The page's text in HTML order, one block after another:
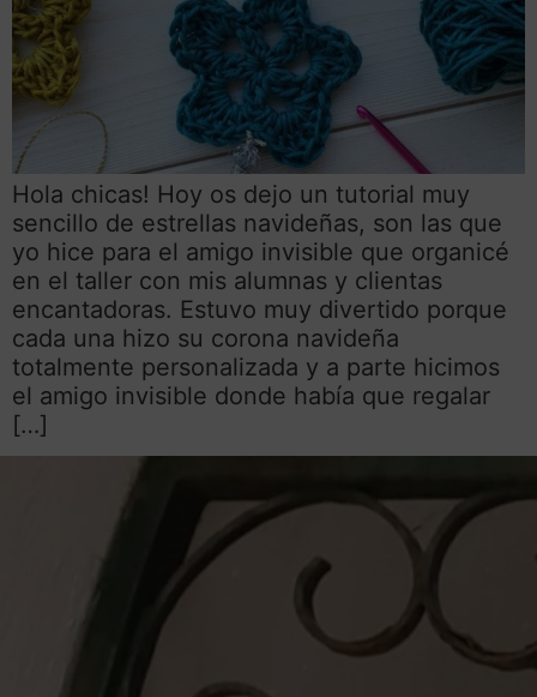
Hola chicas! Hoy os dejo un tutorial muy
sencillo de estrellas navideñas, son las que
yo hice para el amigo invisible que organicé
en el taller con mis alumnas y clientas
encantadoras. Estuvo muy divertido porque
cada una hizo su corona navideña
totalmente personalizada y a parte hicimos
el amigo invisible donde había que regalar
[…]